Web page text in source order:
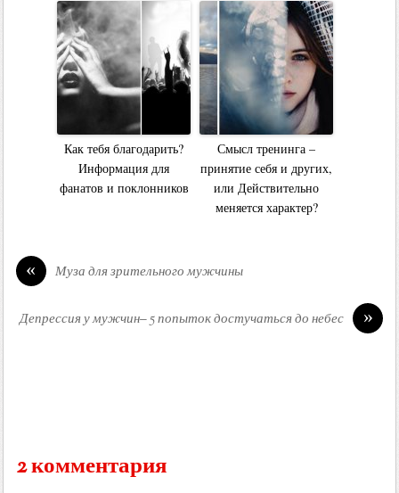
Как тебя благодарить?
Информация для
фанатов и поклонников
Смысл тренинга –
принятие себя и других,
или Действительно
меняется характер?
« Муза для зрительного мужчины
»
Депрессия у мужчин– 5 попыток достучаться до небес
2 комментария